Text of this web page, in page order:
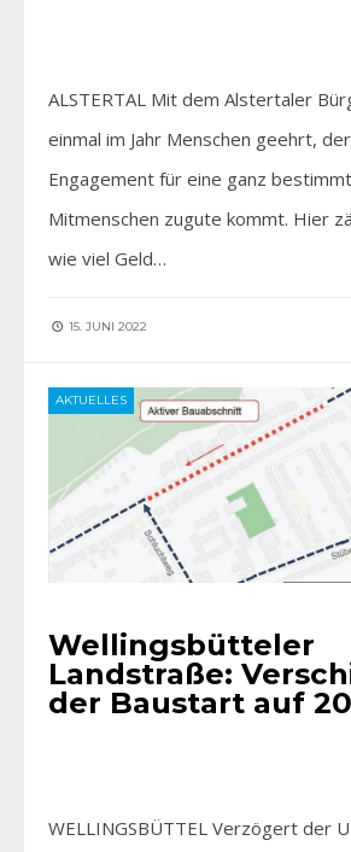
ALSTERTAL Mit dem Alstertaler
einmal im Jahr Menschen geehrt,
Engagement für eine ganz
Mitmenschen zugute kommt. Hier
wie viel Geld…
15. JUNI 2022
AKTUELLES
Wellingsbütteler
Landstraße:
der Baustart auf
WELLINGSBÜTTEL Verzögert der